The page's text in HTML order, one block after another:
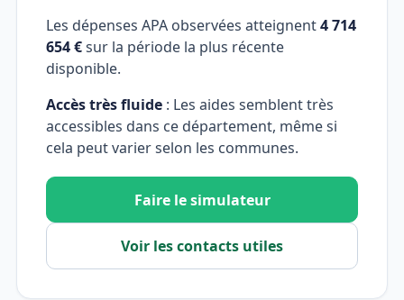
Les dépenses APA observées atteignent4 714
654 €sur la période la plus récente
disponible.
Accès très fluide : Les aides semblent très
accessibles dans ce département, même si
cela peut varier selon les communes.
Faire le simulateur
Voir les contacts utiles